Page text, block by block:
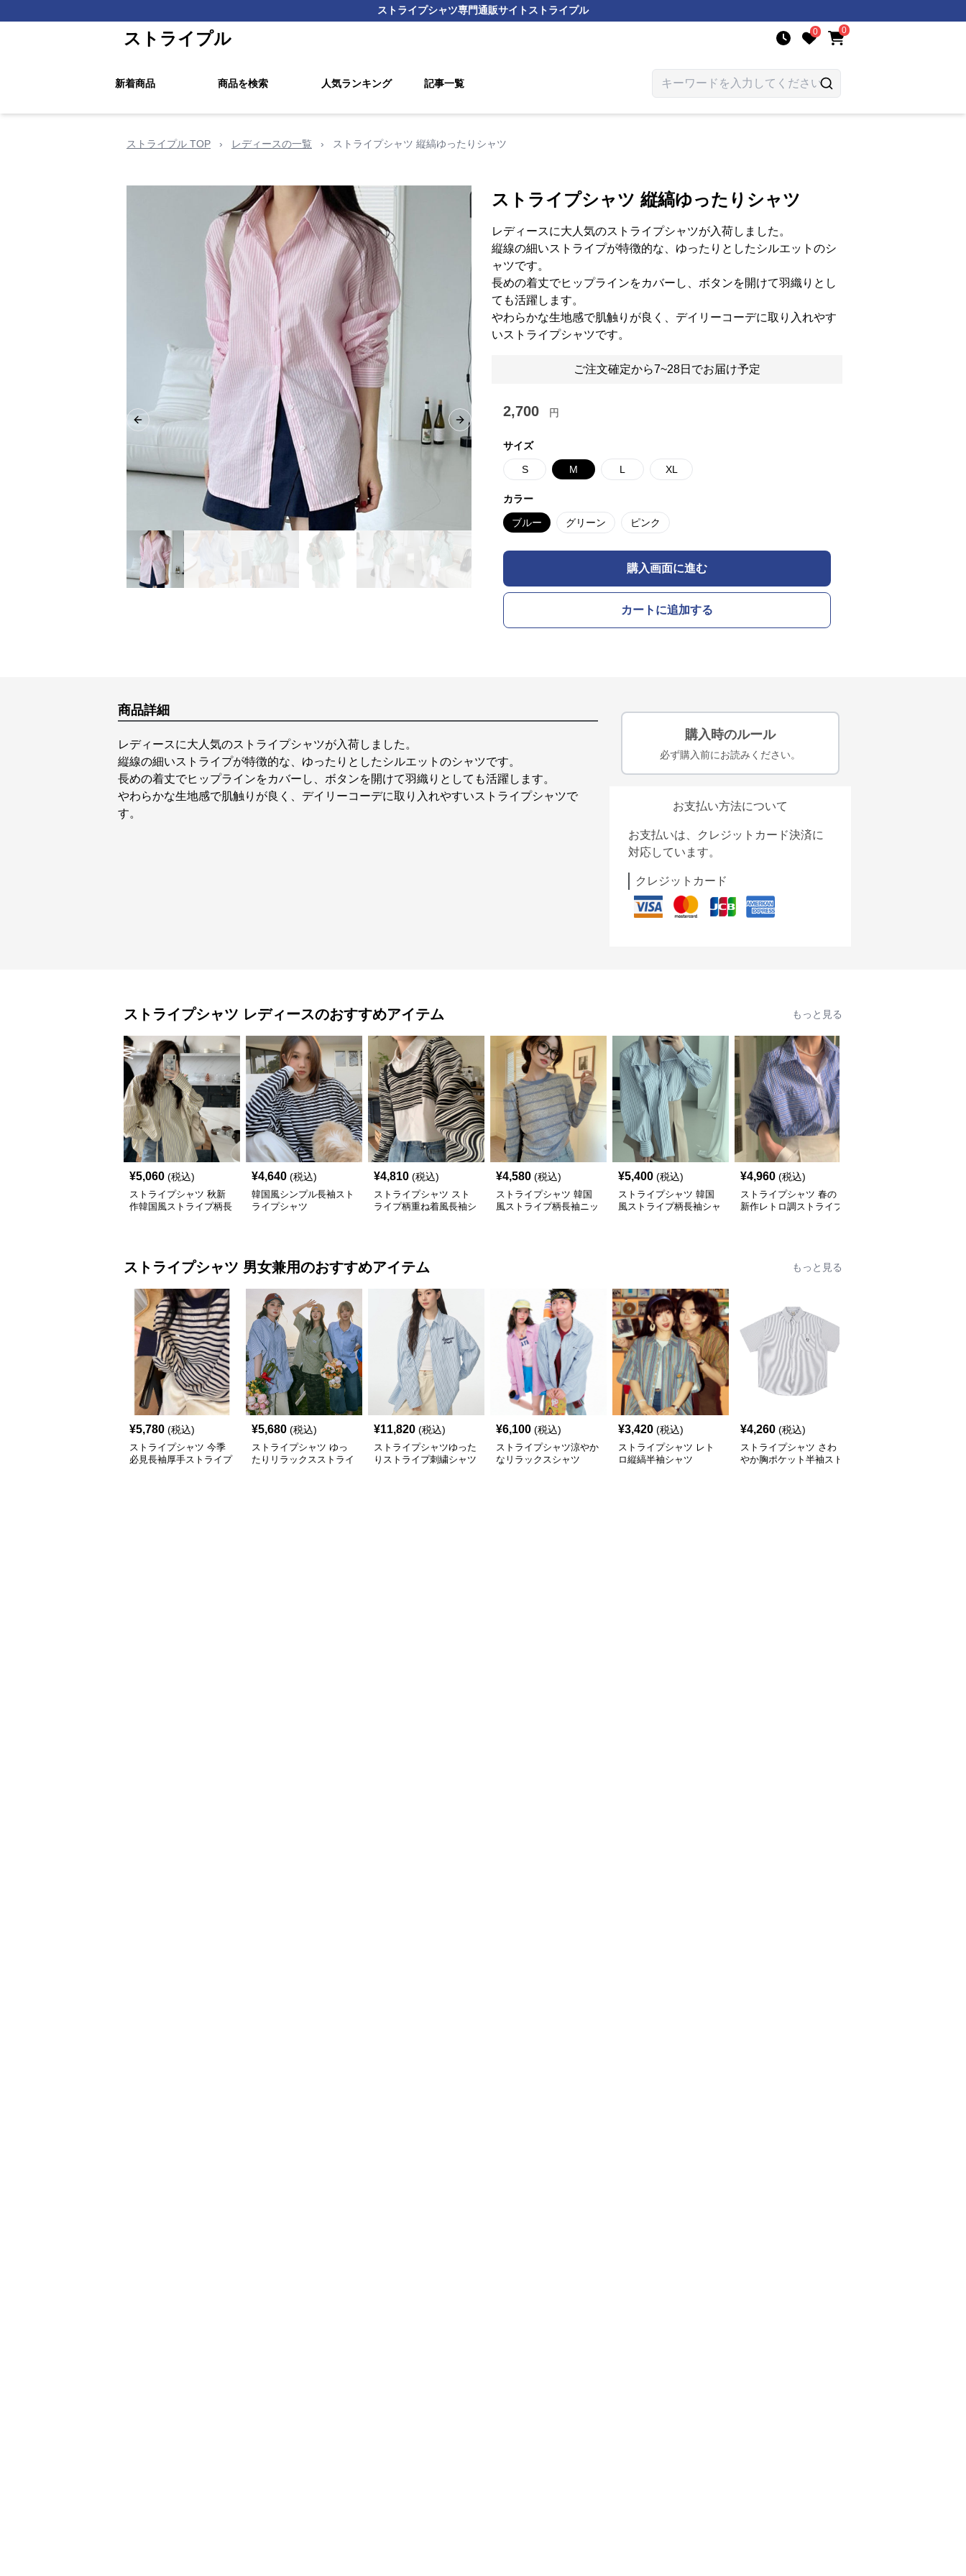
ストライプシャツ専門通販サイト ストライプル
ストライプル 0 0
新着商品 商品を検索 人気ランキング 記事一覧
ストライプル TOP › レディースの一覧 › ストライプシャツ 縦縞ゆったりシャツ
Previous slide Next slide
ストライプシャツ 縦縞ゆったりシャツ
レディースに大人気のストライプシャツが入荷しました。
縦線の細いストライプが特徴的な、ゆったりとしたシルエットのシ
ャツです。
長めの着丈でヒップラインをカバーし、ボタンを開けて羽織りとし
ても活躍します。
やわらかな生地感で肌触りが良く、デイリーコーデに取り入れやす
いストライプシャツです。
ご注文確定から7~28日でお届け予定
2,700 円
サイズ
S M L XL
カラー
ブルー グリーン ピンク
購入画面に進む
カートに追加する
商品詳細
レディースに大人気のストライプシャツが入荷しました。
縦線の細いストライプが特徴的な、ゆったりとしたシルエットのシャツです。
長めの着丈でヒップラインをカバーし、ボタンを開けて羽織りとしても活躍します。
やわらかな生地感で肌触りが良く、デイリーコーデに取り入れやすいストライプシャツで
す。
購入時のルール
必ず購入前にお読みください。
お支払い方法について
お支払いは、クレジットカード決済に
対応しています。
クレジットカード
ストライプシャツ レディースのおすすめアイテム もっと見る
¥5,060 (税込)
ストライプシャツ 秋新
作韓国風ストライプ柄長
¥4,640 (税込)
韓国風シンプル長袖スト
ライプシャツ
¥4,810 (税込)
ストライプシャツ スト
ライプ柄重ね着風長袖シ
¥4,580 (税込)
ストライプシャツ 韓国
風ストライプ柄長袖ニッ
¥5,400 (税込)
ストライプシャツ 韓国
風ストライプ柄長袖シャ
¥4,960 (税込)
ストライプシャツ 春の
新作レトロ調ストライプ
ストライプシャツ 男女兼用のおすすめアイテム もっと見る
¥5,780 (税込)
ストライプシャツ 今季
必見長袖厚手ストライプ
¥5,680 (税込)
ストライプシャツ ゆっ
たりリラックスストライ
¥11,820 (税込)
ストライプシャツゆった
りストライプ刺繍シャツ
¥6,100 (税込)
ストライプシャツ涼やか
なリラックスシャツ
¥3,420 (税込)
ストライプシャツ レト
ロ縦縞半袖シャツ
¥4,260 (税込)
ストライプシャツ さわ
やか胸ポケット半袖スト